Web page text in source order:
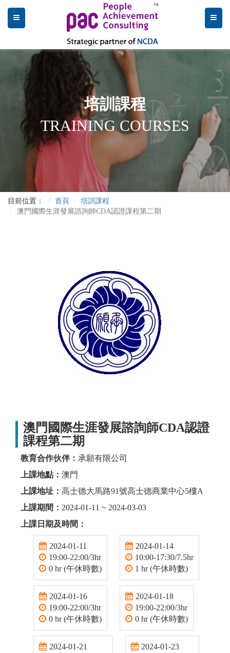
培訓課程
TRAINING COURSES
目前位置： 首頁
培訓課程
澳門國際生涯發展諮詢師CDA認證課程第二期
澳門國際生涯發展諮詢師CDA認證
課程第二期
教育合作伙伴： 承願有限公司
上課地點： 澳門
上課地址： 高士德大馬路91號高士德商業中心5樓A
上課期間： 2024-01-11 ~ 2024-03-03
上課日期及時間：
2024-01-11
19:00-22:00/3hr
0 hr (午休時數)
2024-01-14
10:00-17:30/7.5hr
1 hr (午休時數)
2024-01-16
19:00-22:00/3hr
0 hr (午休時數)
2024-01-18
19:00-22:00/3hr
0 hr (午休時數)
2024-01-21
2024-01-23